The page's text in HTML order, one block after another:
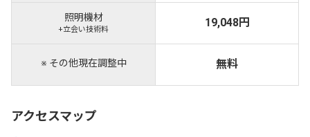
照明機材
+立会い技術料
19,048円
※ その他現在調整中 無料
アクセスマップ